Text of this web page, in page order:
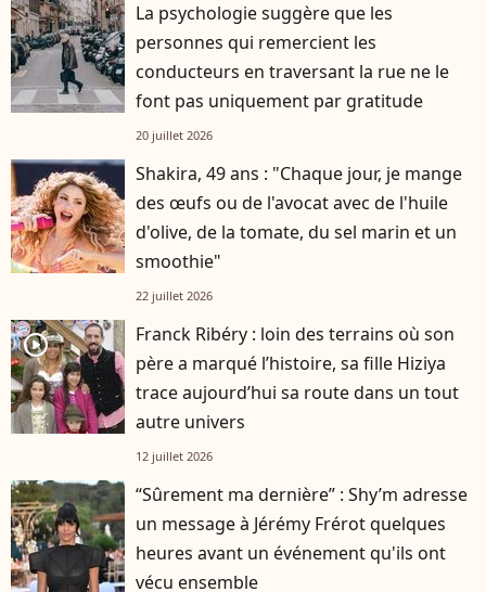
La psychologie suggère que les
personnes qui remercient les
conducteurs en traversant la rue ne le
font pas uniquement par gratitude
20 juillet 2026
Shakira, 49 ans : "Chaque jour, je mange
des œufs ou de l'avocat avec de l'huile
d'olive, de la tomate, du sel marin et un
smoothie"
22 juillet 2026
player2
Franck Ribéry : loin des terrains où son
père a marqué l’histoire, sa fille Hiziya
trace aujourd’hui sa route dans un tout
autre univers
12 juillet 2026
“Sûrement ma dernière” : Shy’m adresse
un message à Jérémy Frérot quelques
heures avant un événement qu'ils ont
vécu ensemble